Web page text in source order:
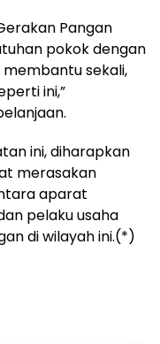
Pangan
pokok dengan
sekali,
ini,”
ini, diharapkan
merasakan
aparat
pelaku usaha
di wilayah ini.(*)